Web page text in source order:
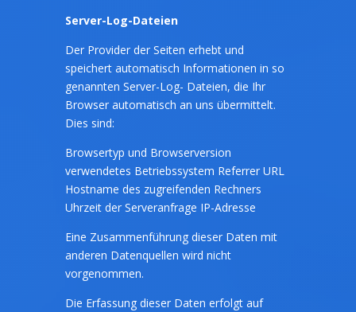
Server-Log-Dateien
Der Provider der Seiten erhebt und
speichert automatisch Informationen in so
genannten Server-Log- Dateien, die Ihr
Browser automatisch an uns übermittelt.
Dies sind:
Browsertyp und Browserversion
verwendetes Betriebssystem Referrer URL
Hostname des zugreifenden Rechners
Uhrzeit der Serveranfrage IP-Adresse
Eine Zusammenführung dieser Daten mit
anderen Datenquellen wird nicht
vorgenommen.
Die Erfassung dieser Daten erfolgt auf